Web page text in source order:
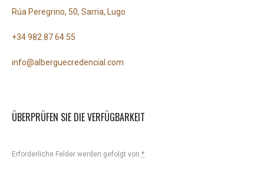
Rúa Peregrino, 50, Sarria, Lugo
+34 982 87 64 55
info@alberguecredencial.com
ÜBERPRÜFEN SIE DIE VERFÜGBARKEIT
Erforderliche Felder werden gefolgt von *